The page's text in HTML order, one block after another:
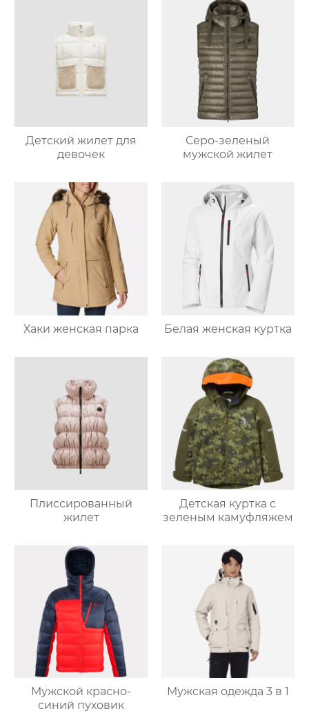
Детский жилет для
девочек
Серо-зеленый
мужской жилет
Хаки женская парка Белая женская куртка
Плиссированный
жилет
Детская куртка с
зеленым камуфляжем
Мужской красно-
синий пуховик
Мужская одежда 3 в 1